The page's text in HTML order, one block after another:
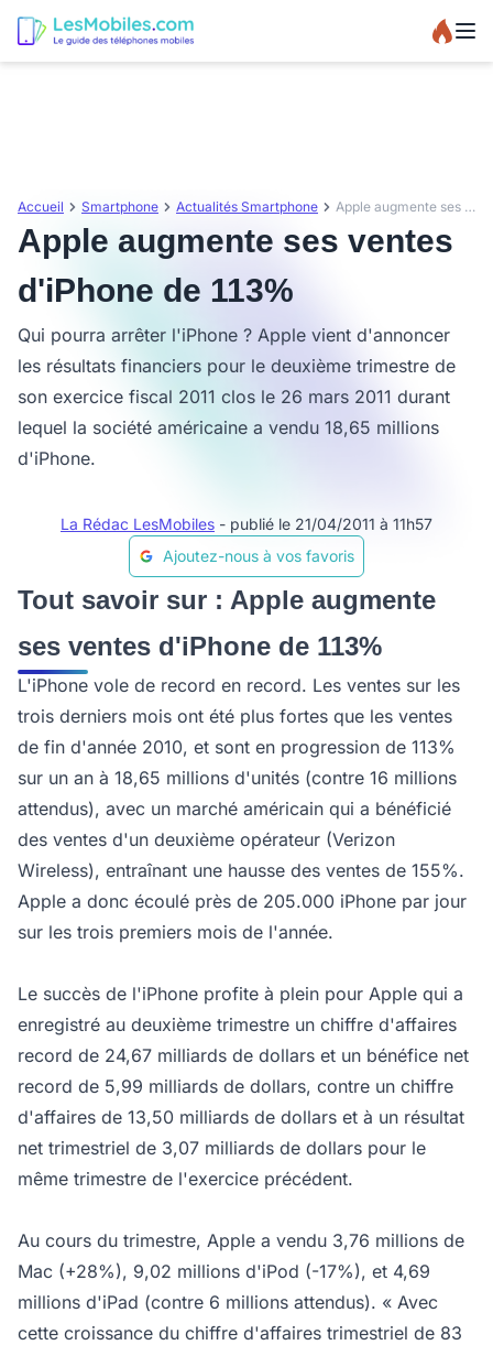
Accueil Smartphone Actualités Smartphone Apple augmente ses ventes d'iPhone de 113%
Apple augmente ses ventes
d'iPhone de 113%
Qui pourra arrêter l'iPhone ? Apple vient d'annoncer
les résultats financiers pour le deuxième trimestre de
son exercice fiscal 2011 clos le 26 mars 2011 durant
lequel la société américaine a vendu 18,65 millions
d'iPhone.
La Rédac LesMobiles - publié le 21/04/2011 à 11h57
Ajoutez-nous à vos favoris
Tout savoir sur : Apple augmente
ses ventes d'iPhone de 113%
L'iPhone vole de record en record. Les ventes sur les
trois derniers mois ont été plus fortes que les ventes
de fin d'année 2010, et sont en progression de 113%
sur un an à 18,65 millions d'unités (contre 16 millions
attendus), avec un marché américain qui a bénéficié
des ventes d'un deuxième opérateur (Verizon
Wireless), entraînant une hausse des ventes de 155%.
Apple a donc écoulé près de 205.000 iPhone par jour
sur les trois premiers mois de l'année.
Le succès de l'iPhone profite à plein pour Apple qui a
enregistré au deuxième trimestre un chiffre d'affaires
record de 24,67 milliards de dollars et un bénéfice net
record de 5,99 milliards de dollars, contre un chiffre
d'affaires de 13,50 milliards de dollars et à un résultat
net trimestriel de 3,07 milliards de dollars pour le
même trimestre de l'exercice précédent.
Au cours du trimestre, Apple a vendu 3,76 millions de
Mac (+28%), 9,02 millions d'iPod (-17%), et 4,69
millions d'iPad (contre 6 millions attendus). « Avec
cette croissance du chiffre d'affaires trimestriel de 83